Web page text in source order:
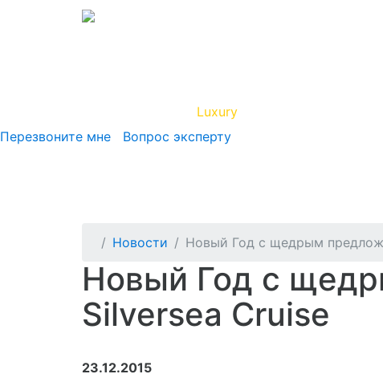
Luxury
Перезвоните мне
Вопрос эксперту
Новости Новый Год с щедрым
Новый Год с
Silversea Cruise
23.12.2015